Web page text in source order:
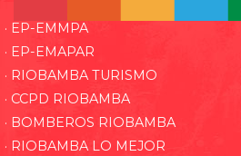
· EP-EMMPA
· EP-EMAPAR
· RIOBAMBA TURISMO
· CCPD RIOBAMBA
· BOMBEROS RIOBAMBA
· RIOBAMBA LO MEJOR